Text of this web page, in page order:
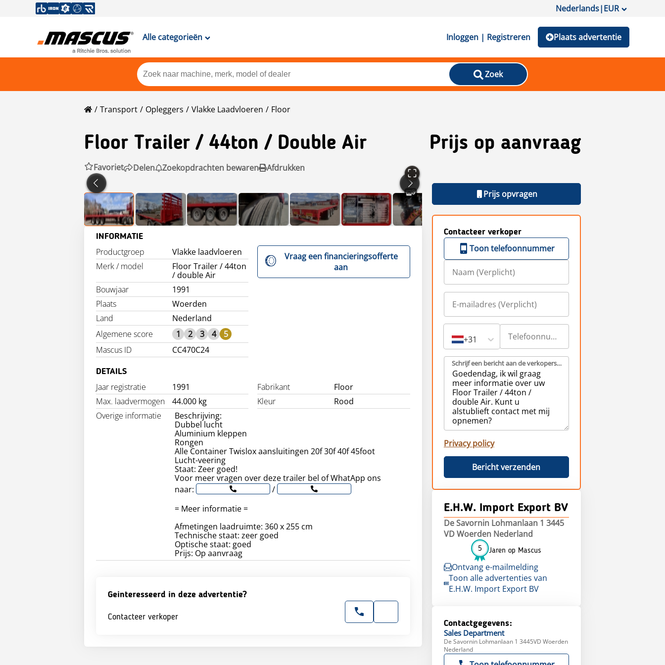
Nederlands|EUR
Alle categorieën Inloggen | Registreren Plaats advertentie
Zoek
Transport Opleggers Vlakke Laadvloeren Floor
Floor Trailer / 44ton / Double Air Prijs op aanvraag
Favoriet Delen Zoekopdrachten bewaren Afdrukken
8
INFORMATIE
Productgroep
Vlakke laadvloeren
Merk / model
Floor Trailer / 44ton
/ double Air
Bouwjaar
1991
Plaats
Woerden
Land
Nederland
Algemene score
1 2 3 4
5
Mascus ID
CC470C24
Vraag een financieringsofferte
aan
DETAILS
Jaar registratie 1991 Fabrikant
Floor
Max. laadvermogen
44.000 kg Kleur
Rood
Overige informatie
Beschrijving:
Dubbel lucht
Aluminium kleppen
Rongen
Alle Container Twislox aansluitingen 20f 30f 40f 45foot
Lucht-veering
Staat: Zeer goed!
Voor meer vragen over deze trailer bel of WhatApp ons
naar:
/
= Meer informatie =
Afmetingen laadruimte: 360 x 255 cm
Technische staat: zeer goed
Optische staat: goed
Prijs: Op aanvraag
Geinteresseerd in deze advertentie?
Contacteer verkoper
Prijs opvragen
Contacteer verkoper
Toon telefoonnummer
+31
Schrijf een bericht aan de verkopers (Verplicht)
Privacy policy
Bericht verzenden
E.H.W. Import Export BV
De Savornin Lohmanlaan 1 3445
VD Woerden Nederland
5 Jaren op Mascus
Ontvang e-mailmelding
Toon alle advertenties van
E.H.W. Import Export BV
Contactgegevens:
Sales Department
De Savornin Lohmanlaan 1 3445VD Woerden
Nederland